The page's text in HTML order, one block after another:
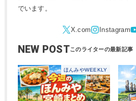
でいます。
NEW POST
ほんみやWEEKLY